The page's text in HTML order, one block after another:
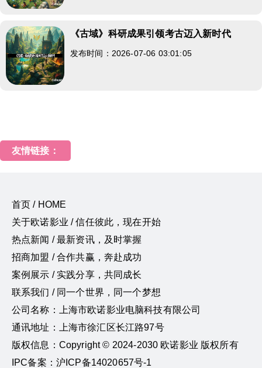
《古域》科研成果引领考古迈入新时代
发布时间：2026-07-06 03:01:05
友情链接：
首页 / HOME
关于欧诺影业 / 信任彼此，现在开始
热点新闻 / 最新资讯，及时掌握
招商加盟 / 合作共赢，奔赴成功
案例展示 / 实践分享，共同成长
联系我们 / 同一个世界，同一个梦想
公司名称：上海市欧诺影业电脑科技有限公司
通讯地址：上海市徐汇区长江路97号
版权信息：Copyright © 2024-2030 欧诺影业 版权所有
IPC备案：沪ICP备14020657号-1